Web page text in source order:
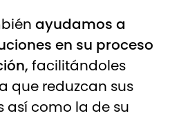
ayudamos a
en su proceso
facilitándoles
que reduzcan sus
así como la de su